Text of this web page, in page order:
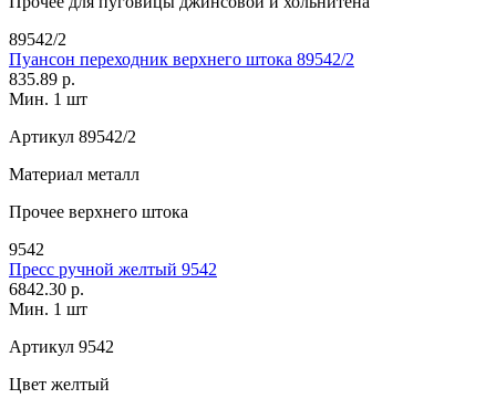
89542/2
Пуансон переходник верхнего штока 89542/2
835.89 р.
Мин. 1 шт
Артикул 89542/2
Материал металл
Прочее верхнего штока
9542
Пресс ручной желтый 9542
6842.30 р.
Мин. 1 шт
Артикул 9542
Цвет желтый